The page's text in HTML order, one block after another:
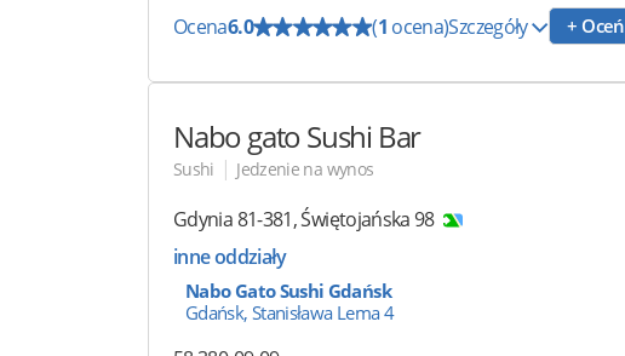
Ocena6.0 (1 ocena)Szczegóły + Oceń
Nabo gato Sushi Bar
Sushi | Jedzenie na wynos
Gdynia81-381,Świętojańska 98
inne oddziały
Nabo Gato Sushi Gdańsk
Gdańsk, Stanisława Lema 4